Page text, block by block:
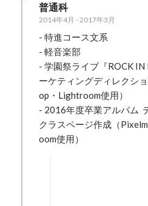
普通科
2014年4月 -2017年3月
- 特進コース文系
- 軽音楽部
- 学園祭ライブ『ROCK
ーケティングディレクシ
op・Lightroom使用）
- 2016年度卒業アルバム
クラスページ作成（
oom使用）